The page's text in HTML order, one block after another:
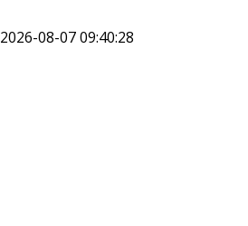
2026-08-07 09:40:28